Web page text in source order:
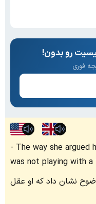
رو بدون!
The way she
was not playing with a
نشان داد که او عقل